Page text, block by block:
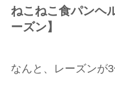
ねこねこ食パンヘ
ーズン】
なんと、レーズンが